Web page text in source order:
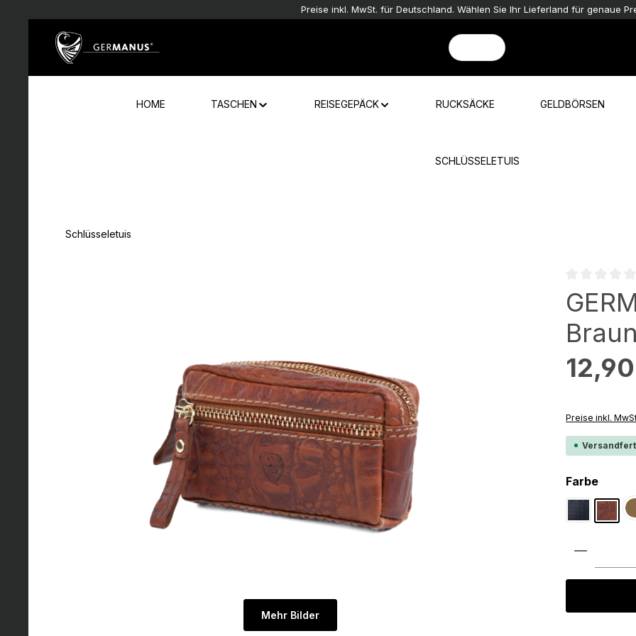
Preise inkl. MwSt. für Deutschland. Wählen Sie Ihr Lieferland für genaue
HOME TASCHEN REISEGEPÄCK RUCKSÄCKE GELDBÖRSEN
SCHLÜSSELETUIS
Schlüsseletuis
Mehr Bilder
Braun
Preise inkl.
Farbe
Schwarz